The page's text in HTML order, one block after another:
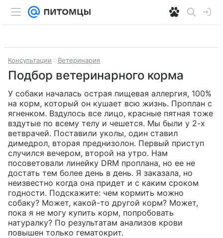
Консультации Ветеринария
Подбор ветеринарного корма
У собаки началась острая пищевая аллергия, 100%
на корм, который он кушает всю жизнь. Проплан с
ягненком. Вздулось все лицо, красные пятная тоже
вздутые по всему телу и чешется. Мы были у 2-х
ветврачей. Поставили уколы, один ставил
димедрол, вторая преднизолон. Первый приступ
случился вечером, второй на утро. Нам
посоветовали линейку DRM проплана, но ее не
достать тем более день в день. Я заказала, но
неизвестно когда она придет и с каким сроком
годности. Подскажите: чем кормить можно
собаку? Может, какой-то другой корм? Может,
пока я не могу купить корм, попробовать
натуралку? По результатам анализов крови
повышен только гематокрит.